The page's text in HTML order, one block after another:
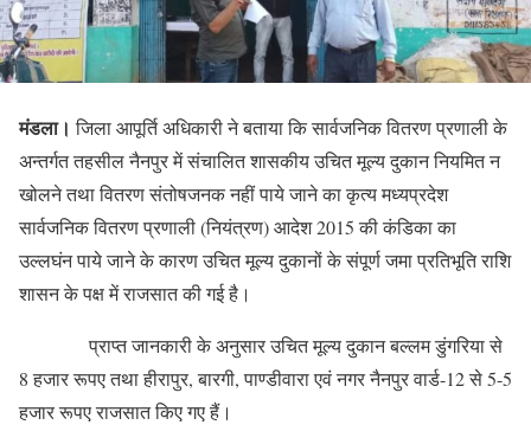
मंडला। जिला आपूर्ति अधिकारी ने बताया कि सार्वजनिक वितरण प्रणाली के
अन्तर्गत तहसील नैनपुर में संचालित शासकीय उचित मूल्य दुकान नियमित न
खोलने तथा वितरण संतोषजनक नहीं पाये जाने का कृत्य मध्यप्रदेश
सार्वजनिक वितरण प्रणाली (नियंत्रण) आदेश 2015 की कंडिका का
उल्लघंन पाये जाने के कारण उचित मूल्य दुकानों के संपूर्ण जमा प्रतिभूति राशि
शासन के पक्ष में राजसात की गई है।
प्राप्त जानकारी के अनुसार उचित मूल्य दुकान बल्लम डुंगरिया से
8 हजार रूपए तथा हीरापुर, बारगी, पाण्डीवारा एवं नगर नैनपुर वार्ड-12 से 5-5
हजार रूपए राजसात किए गए हैं।